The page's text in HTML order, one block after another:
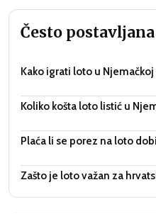
Često
Kako igrati loto u
Koliko košta loto listić u
Plaća li se porez na loto
Zašto je loto važan za